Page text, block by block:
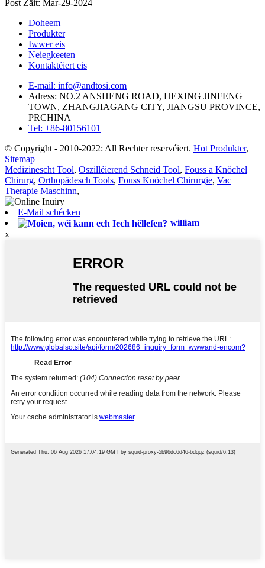
Post Zäit: Mar-29-2024
Doheem
Produkter
Iwwer eis
Neiegkeeten
Kontaktéiert eis
E-mail: info@andtosi.com
Adress: NO.2 ANSHENG ROAD, HEXING JINFENG
TOWN, ZHANGJIAGANG CITY, JIANGSU PROVINCE,
PRCHINA
Tel: +86-80156101
© Copyright - 2010-2022: All Rechter reservéiert. Hot Produkter,
Sitemap
Medizinescht Tool, Oszilléierend Schneid Tool, Fouss a Knöchel
Chirurg, Orthopädesch Tools, Fouss Knöchel Chirurgie, Vac
Therapie Maschinn,
E-Mail schécken
william
x